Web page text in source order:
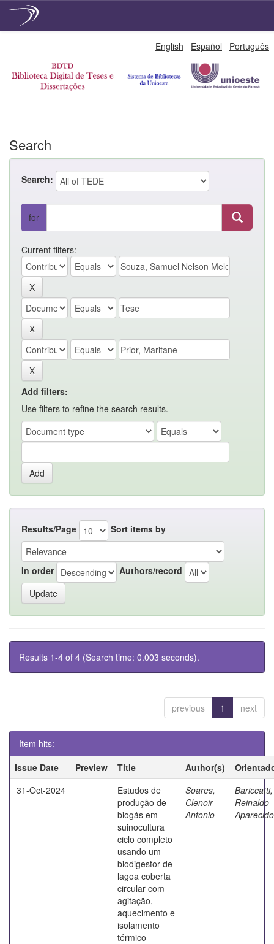
English Español Português
Search
Search:
for
Current filters:
Add filters:
Use filters to refine the search results.
Results/Page Sort items by
In order Authors/record
Results 1-4 of 4 (Search time: 0.003 seconds).
previous 1 next
Item hits:
Issue Date
Preview Title Author(s)
31-Oct-2024
Estudos de
produção de
biogás em
suinocultura
ciclo completo
usando um
biodigestor de
lagoa coberta
circular com
agitação,
aquecimento e
isolamento
térmico
Soares,
Clenoir
Antonio
Bariccatti,
Reinaldo
Aparecido